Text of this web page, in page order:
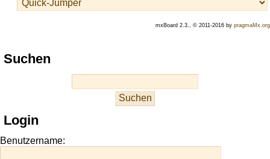
mxBoard 2.3., © 2011-2016 by pragmaMx.org
Play
best
site
https://onlineslots.money/
Suchen
Login
Benutzername: